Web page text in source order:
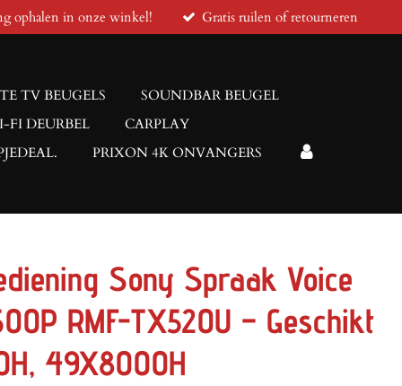
ophalen in onze winkel! Gratis ruilen of retourneren
TV BEUGELS
SOUNDBAR BEUGEL
FI DEURBEL
CARPLAY
PRIXON 4K ONVANGERS
Sony Spraak Voice
RMF-TX520U – Geschikt
49X8000H